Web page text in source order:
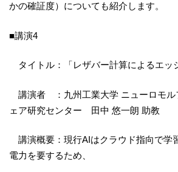
かの確証度）についても紹介します。
■講演4
タイトル：「レザバー計算によるエッ
講演者 ：九州工業大学 ニューロモル
ェア研究センター 田中 悠一朗 助教
講演概要：現行AIはクラウド指向で学
電力を要するため、